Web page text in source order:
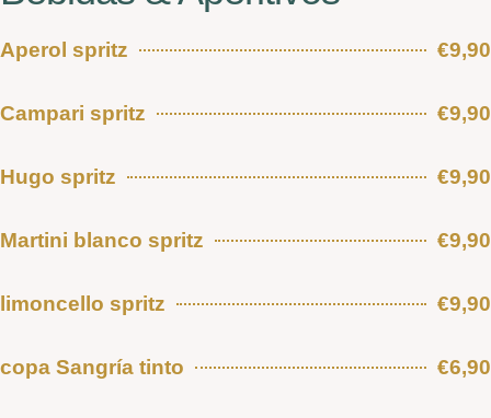
Aperol spritz €9,90
Campari spritz €9,90
Hugo spritz €9,90
Martini blanco spritz €9,90
limoncello spritz €9,90
copa Sangría tinto €6,90